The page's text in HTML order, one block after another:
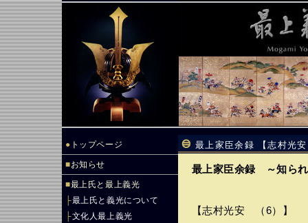
● トップページ
■お知らせ
■最上氏と最上義光
├最上氏と義光について
├文化人最上義光
最上家臣余録 【志村光
最上家臣余録 ～知ら
【志村光安 （6）】